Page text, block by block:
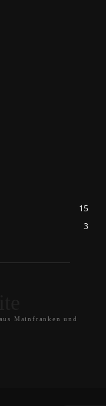
15
3
Mainfranken und